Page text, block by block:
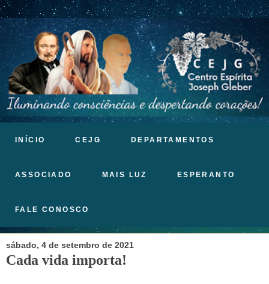
INÍCIO CEJG DEPARTAMENTOS
ASSOCIADO MAIS LUZ ESPERANTO
FALE CONOSCO
sábado, 4 de setembro de 2021
Cada vida importa!